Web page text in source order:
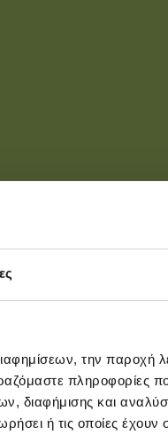
την παροχή
πληροφορίες
διαφήμισης και
ή τις οποίες έχουν